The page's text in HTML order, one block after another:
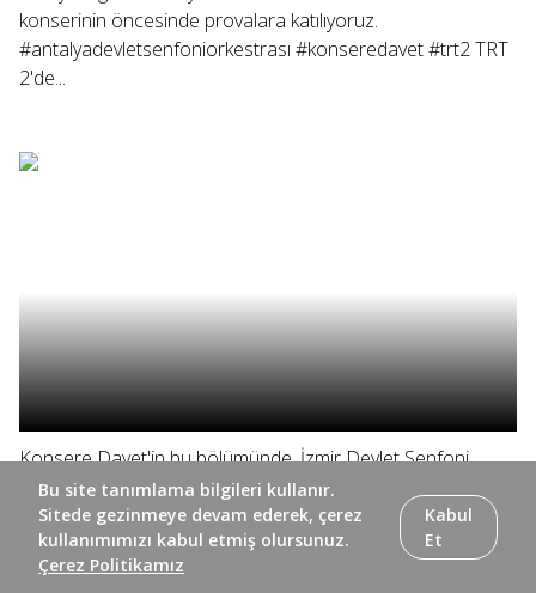
konserinin öncesinde provalara katılıyoruz.
#antalyadevletsenfoniorkestrası #konseredavet #trt2 TRT
2'de...
Konsere Davet'in bu bölümünde, İzmir Devlet Senfoni
Orkestrası'nın Ahmed Adnan Saygun Sanat Merkezi'nde
vereceği konser öncesi hazırlık çalışmalarını izliyor ve
müzisyenleri dinliyoruz. #izmirdevletsenfoniorkestrası
#konseredavet #trt2 TRT 2'de izlediğimiz konserlerin
Bu site tanımlama bilgileri kullanır.
Sitede gezinmeye devam ederek, çerez
kullanımımızı kabul etmiş olursunuz.
Çerez Politikamız
Kabul
Et